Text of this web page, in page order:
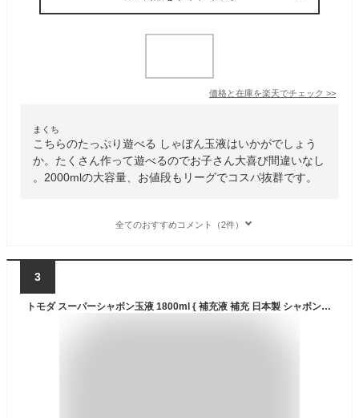
価格と在庫を楽天でチェック >>
まくち
こちらのたっぷり遊べる しゃぼん玉液はいかがでしょう
か。たくさん作って遊べるのでお子さん大喜び間違いなし
。2000mlの大容量、お値段もリーグでコスパ抜群です。
全てのおすすめコメント（2件）
3
トモダ スーパーシャボン玉液 1800ml { 補充液 補充 日本製 シャボン液 しゃぼん玉液 しゃぼん液 バブルアート 1．8リットル 大量 大容量 人気 }{ 景品玩具 }275[24A25] 送料無料(※沖縄・離島発送不可) {配送区分D}